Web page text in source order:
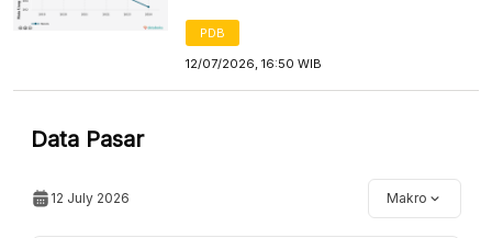
PDB
12/07/2026, 16:50 WIB
Data Pasar
12 July 2026 Makro